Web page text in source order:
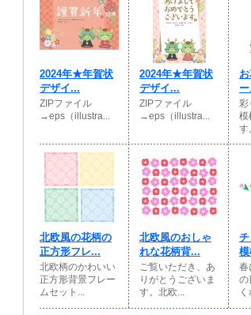
2024年★年賀状
デザイ...
ZIPファイル
→eps（illustra...
2024年★年賀状
デザイ...
ZIPファイル
→eps（illustra...
彩
模
す
北欧風の花柄の
正方形フレ...
北欧柄のかわいい
正方形背景フレー
ムセット...
北欧風のおしゃ
れな花柄背...
ご覧いただき、あ
りがとうございま
す。北欧...
春
の